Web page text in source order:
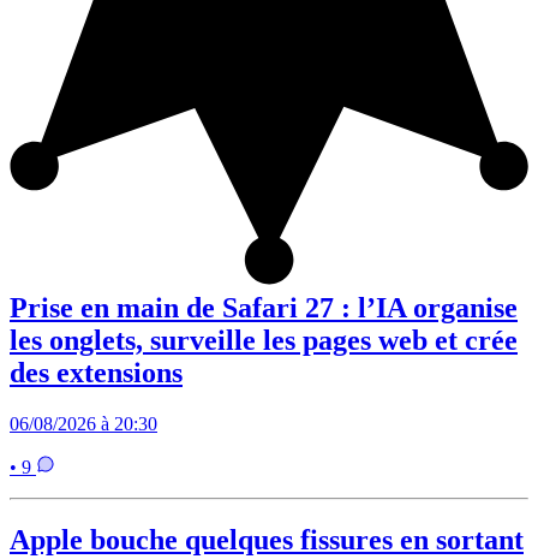
Prise en main de Safari 27 : l’IA organise
les onglets, surveille les pages web et crée
des extensions
06/08/2026 à 20:30
• 9
Apple bouche quelques fissures en sortant